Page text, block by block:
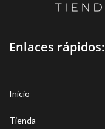
Enlaces rápidos:
Inicio
Tienda